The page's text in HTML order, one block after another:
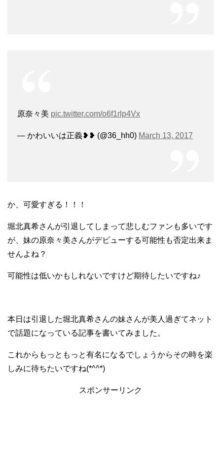
原奈々美 pic.twitter.com/o6f1rlp4Vx
— かわいいは正義❥❥ (@36_hh0) March 13, 2017
か、可愛すぎる！！！
堀北真希さんが引退してしまって悲しむファンも多いです
が、妹の原奈々美さんがデビューする可能性も否定出来ま
せんよね？
可能性は低いかもしれないですけど期待したいですね♪
本日は引退した堀北真希さんの妹さんが美人過ぎてネット
で話題になっている記事を書いてみました。
これからもっともっと有名になるでしょうからその時を楽
しみに待ちたいですね(*^^*)
スポンサーリンク